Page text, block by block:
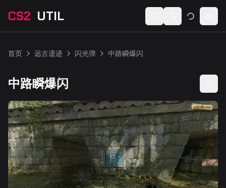
CS2 UTIL Switch language
首页 远古遗迹 闪光弹 中路瞬爆闪
中路瞬爆闪